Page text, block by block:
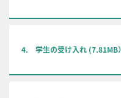
4. 学生の受け入れ (7.81MB）